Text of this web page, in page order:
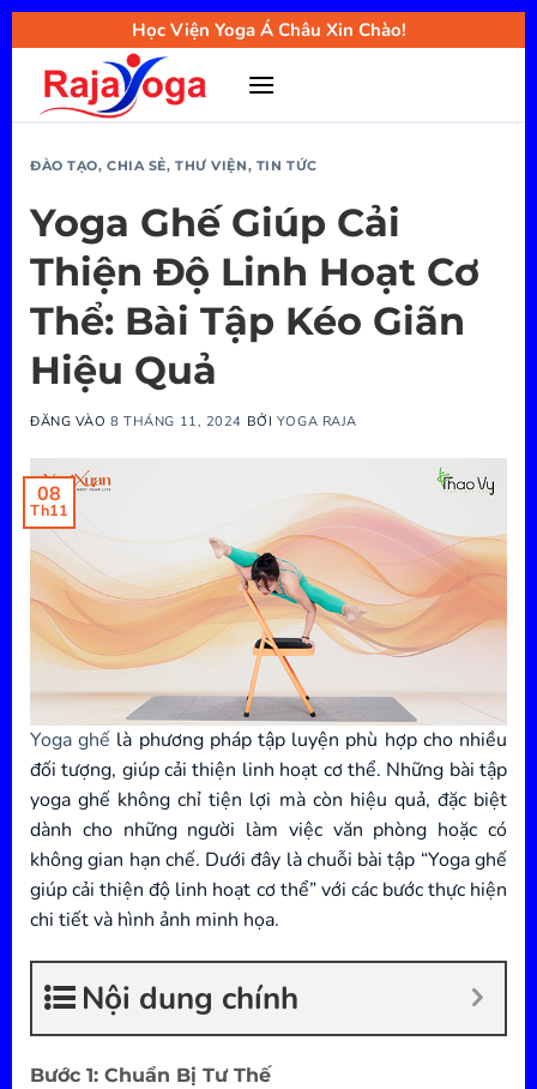
Bỏ
qua
nội
Học Viện Yoga Á Châu Xin Chào!
ĐÀO TẠO,CHIA SẺ,THƯ VIỆN, TIN TỨC
Yoga Ghế Giúp Cải
Thiện Độ Linh Hoạt Cơ
Thể: Bài Tập Kéo Giãn
Hiệu Quả
ĐĂNG VÀO8 THÁNG 11, 2024 BỞI YOGA RAJA
08
Th11
Yoga ghế là phương pháp tập luyện phù hợp cho nhiều
đối tượng, giúp cải thiện linh hoạt cơ thể. Những bài tập
yoga ghế không chỉ tiện lợi mà còn hiệu quả, đặc biệt
dành cho những người làm việc văn phòng hoặc có
không gian hạn chế. Dưới đây là chuỗi bài tập “Yoga ghế
giúp cải thiện độ linh hoạt cơ thể” với các bước thực hiện
chi tiết và hình ảnh minh họa.
Nội dung chính
Bước 1: Chuẩn Bị Tư Thế